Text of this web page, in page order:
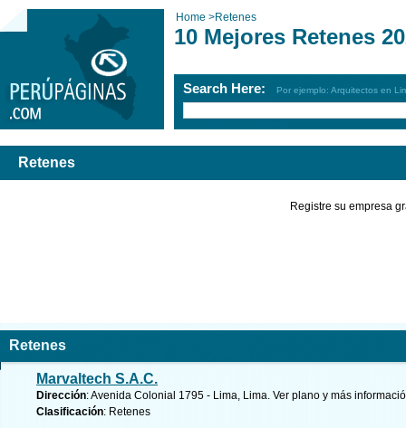
Home >Retenes
10 Mejores Retenes
Search Here: Por ejemplo: Arquitectos en
Retenes
Registre su empresa
Retenes
Marvaltech S.A.C.
Dirección: Avenida Colonial 1795 - Lima, Lima. Ver plano y más
Clasificación: Retenes